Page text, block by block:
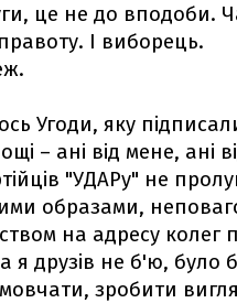
це не до вподоби.
І виборець.
Угоди, яку
– ані від мене, ані
"УДАРу" не
образами,
на адресу колег
я друзів не б'ю, було б
зробити